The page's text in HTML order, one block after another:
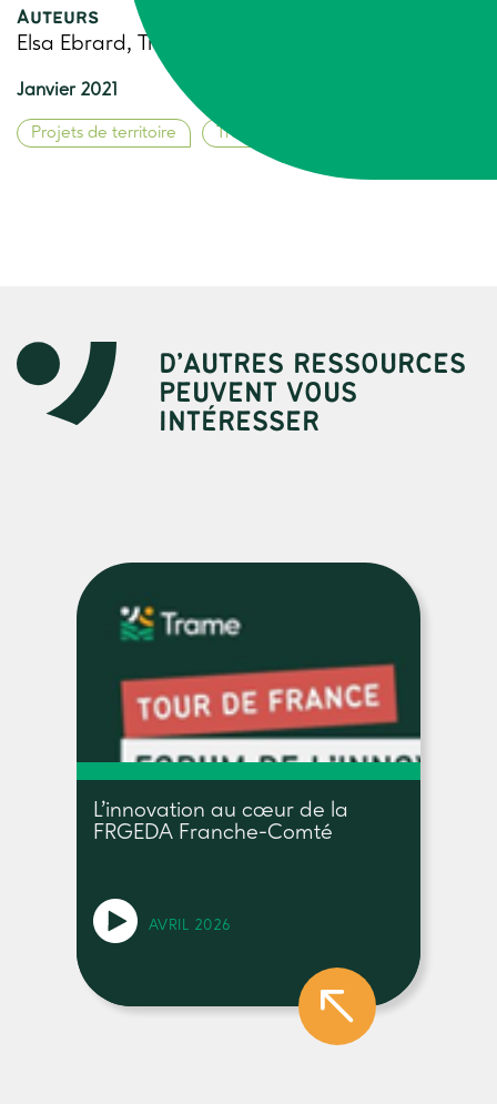
Auteurs
Elsa Ebrard, Trame
Janvier 2021
Projets de territoire Travaux-et-Innovations
D’AUTRES RESSOURCES
PEUVENT VOUS
INTÉRESSER
L’innovation au cœur de la
FRGEDA Franche-Comté
AVRIL 2026